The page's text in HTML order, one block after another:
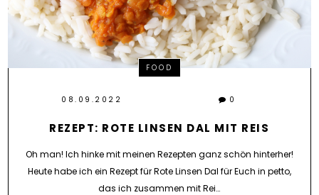
FOOD
08.09.2022 0
REZEPT: ROTE LINSEN DAL MIT REIS
Oh man! Ich hinke mit meinen Rezepten ganz schön hinterher!
Heute habe ich ein Rezept für Rote Linsen Dal für Euch in petto,
das ich zusammen mit Rei…